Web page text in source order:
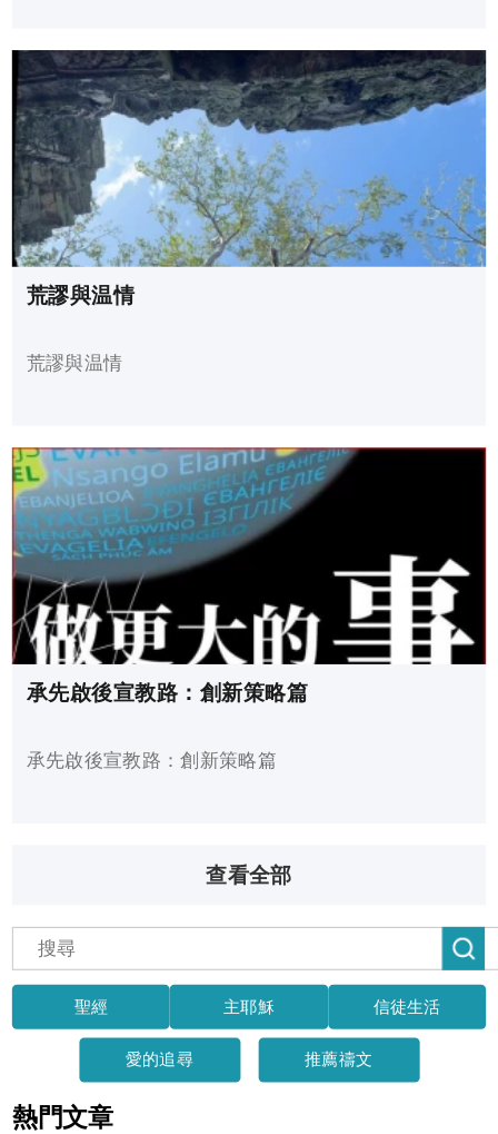
荒謬與温情
荒謬與温情
承先啟後宣教路：創新策略篇
承先啟後宣教路：創新策略篇
查看全部
聖經 主耶穌 信徒生活
愛的追尋 推薦禱文
熱門文章